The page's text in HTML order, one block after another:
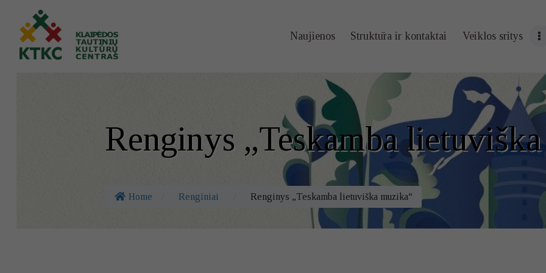
Naujienos Struktūra ir kontaktai Veiklos sritys
Renginys „Teskamba
Home Renginiai Renginys „Teskamba lietuviška muzika“
kontaktai
Veiklos sritys
Administracin
ė informacija
Kontaktai